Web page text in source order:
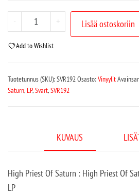
- + Lisää ostoskoriin
Add to Wishlist
Tuotetunnus (SKU):SVR192Osasto:Vinyylit
Saturn,LP,Svart,SVR192
KUVAUS
High Priest Of Saturn : High Priest Of
LP